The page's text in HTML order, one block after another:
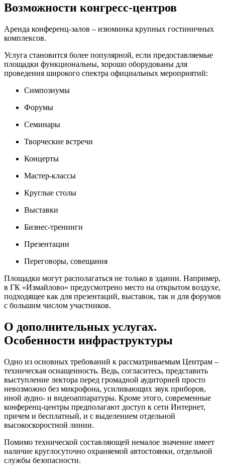
Возможности конгресс-центров
Аренда конференц-залов – изюминка крупных гостиничных
комплексов.
Услуга становится более популярной, если предоставляемые
площадки функциональны, хорошо оборудованы для
проведения широкого спектра официальных мероприятий:
Симпозиумы
Форумы
Семинары
Творческие встречи
Концерты
Мастер-классы
Круглые столы
Выставки
Бизнес-тренинги
Презентации
Переговоры, совещания
Площадки могут располагаться не только в здании. Например,
в ГК «Измайлово» предусмотрено место на открытом воздухе,
подходящее как для презентаций, выставок, так и для форумов
с большим числом участников.
О дополнительных услугах.
Особенности инфраструктуры
Одно из основных требований к рассматриваемым Центрам –
техническая оснащенность. Ведь, согласитесь, представить
выступление лектора перед громадной аудиторией просто
невозможно без микрофона, усиливающих звук приборов,
иной аудио- и видеоаппаратуры. Кроме этого, современные
конференц-центры предполагают доступ к сети Интернет,
причем и бесплатный, и с выделением отдельной
высокоскоростной линии.
Помимо технической составляющей немалое значение имеет
наличие круглосуточно охраняемой автостоянки, отдельной
службы безопасности.